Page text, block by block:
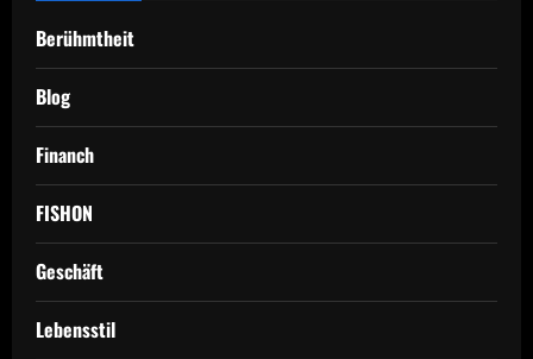
Berühmtheit
Blog
Financh
FISHON
Geschäft
Lebensstil